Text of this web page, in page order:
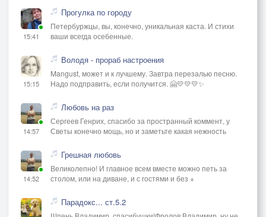
15:41
Прогулка по городу
Петербуржцы, вы, конечно, уникальная каста. И стихи
ваши всегда осебенные.
15:15
Володя - прораб настроения
Mangust, может и к лучшему. Завтра перезалью песню.
Надо подправить, если получится. 🤗💛💛💛✨
14:57
Любовь на раз
Сергеев Генрих, спасибо за пространный коммент, у
Светы конечно мощь, но и заметьте какая нежность
14:52
Грешная любовь
Великолепно! И главное всем вместе можно петь за
столом, или на диване, и с гостями и без +
Парадокс... ст.5.2